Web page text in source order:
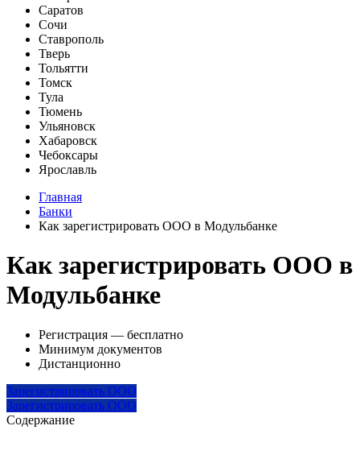
Саратов
Сочи
Ставрополь
Тверь
Тольятти
Томск
Тула
Тюмень
Ульяновск
Хабаровск
Чебоксары
Ярославль
Главная
Банки
Как зарегистрировать ООО в Модульбанке
Как зарегистрировать ООО в
Модульбанке
Регистрация — бесплатно
Минимум документов
Дистанционно
Зарегистрировать ООО
Зарегистрировать ООО
Содержание